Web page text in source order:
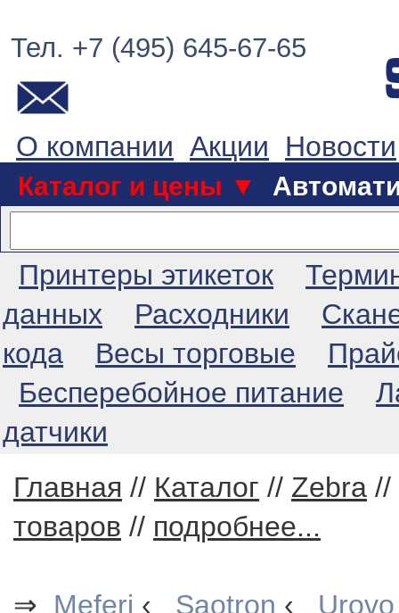
Тел. +7 (495) 645-67-65
О компании Акции Новости
Каталог и цены ▼
Принтеры этикеток
данных
Расходники
кода
Весы торговые
Бесперебойное питание
датчики
Главная // Каталог // Zebra //
товаров // подробнее...
⇒ Meferi ‹ Saotron ‹ Urovo